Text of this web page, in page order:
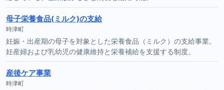
母子栄養食品(ミルク)の支給
時津町
妊娠・出産期の母子を対象とした栄養食品（ミルク）の支給事業。
妊産婦および乳幼児の健康維持と栄養補給を支援する制度。
産後ケア事業
時津町